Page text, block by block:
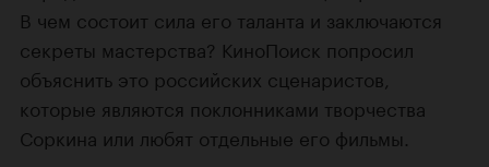
В чем состоит сила его таланта и заключаются
секреты мастерства? КиноПоиск попросил
объяснить это российских сценаристов,
которые являются поклонниками творчества
Соркина или любят отдельные его фильмы.